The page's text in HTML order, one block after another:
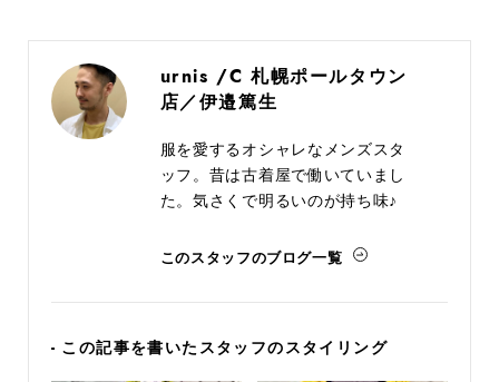
urnis /C 札幌ポールタウン
店／伊邉篤生
服を愛するオシャレなメンズスタ
ッフ。昔は古着屋で働いていまし
た。気さくで明るいのが持ち味♪
このスタッフのブログ一覧
- この記事を書いたスタッフのスタイリング